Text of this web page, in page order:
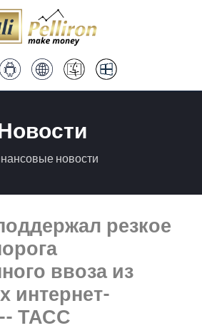
новости
резкое
ввоза из
интернет-
ТАСС